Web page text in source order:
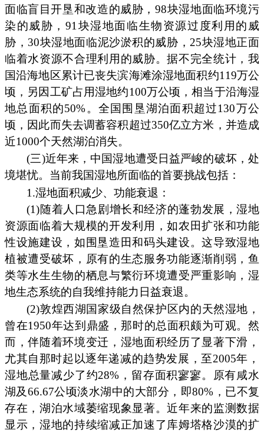
面临盲目开垦和改造的威胁，98块湿地面临环境污
染的威胁，91块湿地面临生物资源过度利用的威
胁，30块湿地面临泥沙淤积的威胁，25块湿地正面
临着水资源不合理利用的威胁。据不完全统计，我
国沿海地区累计已丧失滨海滩涂湿地面积约119万公
顷，另因工矿占用湿地约100万公顷，相当于沿海湿
地总面积的50%。全国围垦湖泊面积超过130万公
顷，因此而失去调蓄容积超过350亿立方米，并造成
近1000个天然湖泊消失。
(三)近年来，中国湿地遭受日益严峻的破坏，处
境堪忧。当前我国湿地所面临的首要挑战包括：
1.湿地面积减少、功能衰退：
(1)随着人口急剧增长和经济的蓬勃发展，湿地
资源面临着大规模的开发利用，如农田扩张和功能
性设施建设，如围垦造田和码头建设。这导致湿地
植被遭受破坏，原有的生态服务功能逐渐削弱，鱼
类等水生生物的栖息与繁衍环境遭受严重影响，湿
地生态系统的自我维持能力日益衰退。
(2)敦煌西湖国家级自然保护区内的天然湿地，
曾在1950年达到鼎盛，那时的总面积颇为可观。然
而，伴随着环境变迁，湿地面积经历了显著下滑，
尤其自那时起以逐年递减的趋势发展，至2005年，
湿地总量减少了约28%，留存面积寥寥。原有咸水
湖及66.67公顷淡水湖中的大部分，即80%，已不复
存在，湖泊水域萎缩现象显著。近年来的监测数据
显示，湿地的持续缩减正加速了库姆塔格沙漠的扩